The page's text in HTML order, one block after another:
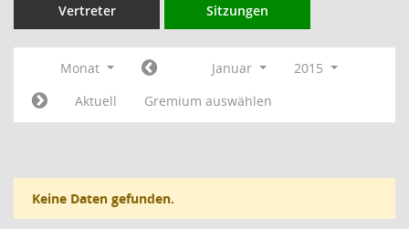
Vertreter Sitzungen
Monat Januar
2015
Aktuell
Gremium auswählen
Keine Daten gefunden.